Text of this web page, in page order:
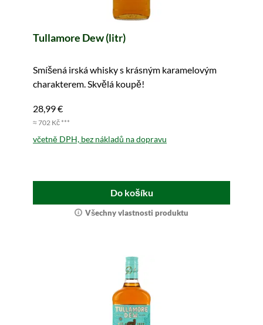
Tullamore Dew (litr)
Smíšená irská whisky s krásným karamelovým
charakterem. Skvělá koupě!
28,99 €
≈ 702 Kč ***
včetně DPH, bez nákladů na dopravu
Do košíku
Všechny vlastnosti produktu